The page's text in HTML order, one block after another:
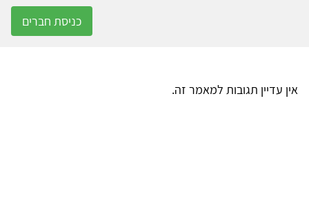
כניסת חברים
אין עדיין תגובות למאמר זה.